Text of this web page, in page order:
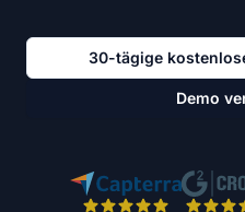
30-tägige
Demo